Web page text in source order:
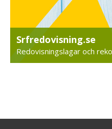
Srfredovisning.se
Redovisningslagar och